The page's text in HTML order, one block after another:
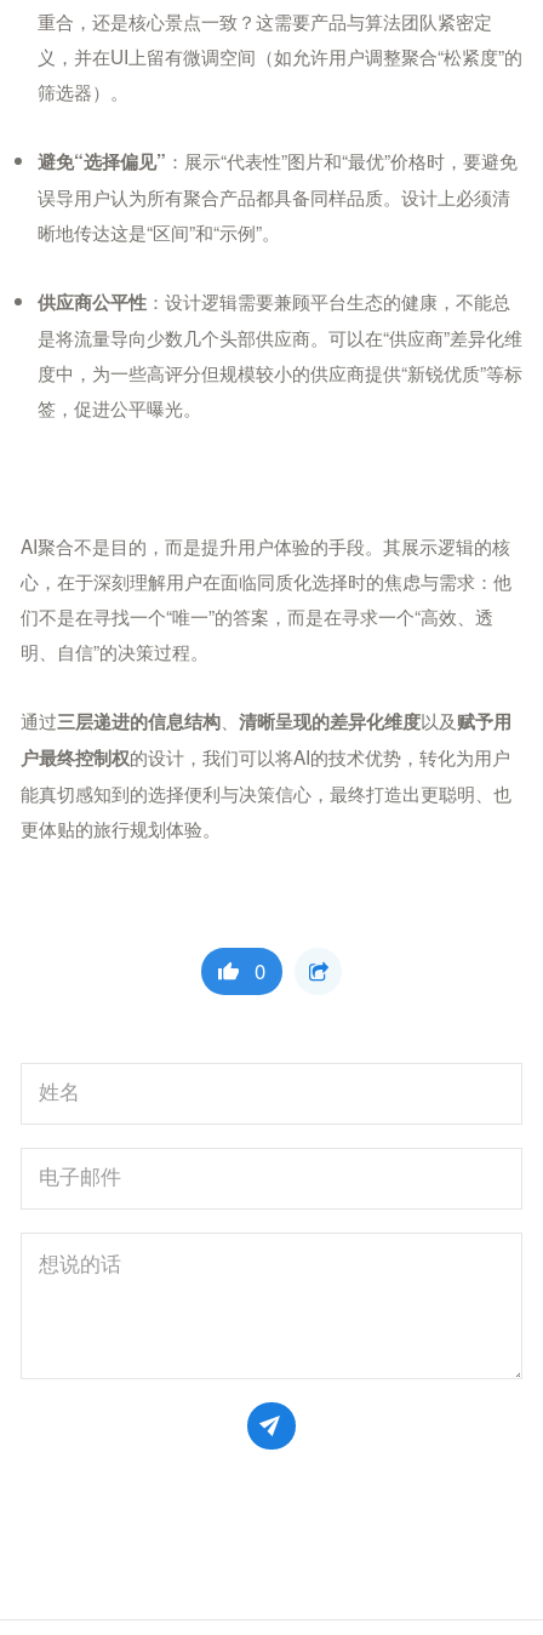
重合，还是核心景点一致？这需要产品与算法团队紧密定
义，并在UI上留有微调空间（如允许用户调整聚合“松紧度”的
筛选器）。
避免“选择偏见” ：展示“代表性”图片和“最优”价格时，要避免
误导用户认为所有聚合产品都具备同样品质。设计上必须清
晰地传达这是“区间”和“示例”。
供应商公平性：设计逻辑需要兼顾平台生态的健康，不能总
是将流量导向少数几个头部供应商。可以在“供应商”差异化维
度中，为一些高评分但规模较小的供应商提供“新锐优质”等标
签，促进公平曝光。
AI聚合不是目的，而是提升用户体验的手段。其展示逻辑的核
心，在于深刻理解用户在面临同质化选择时的焦虑与需求：他
们不是在寻找一个“唯一”的答案，而是在寻求一个“高效、透
明、自信”的决策过程。
通过三层递进的信息结构、 清晰呈现的差异化维度以及赋予用
户最终控制权的设计，我们可以将AI的技术优势，转化为用户
能真切感知到的选择便利与决策信心，最终打造出更聪明、也
更体贴的旅行规划体验。
0